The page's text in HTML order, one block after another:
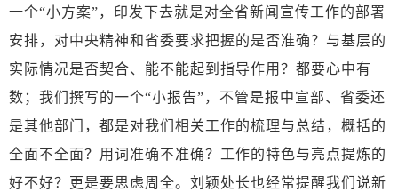
一个“小方案”，印发下去就是对全省新闻宣传工作的部署
安排，对中央精神和省委要求把握的是否准确？与基层的
实际情况是否契合、能不能起到指导作用？都要心中有
数；我们撰写的一个“小报告”，不管是报中宣部、省委还
是其他部门，都是对我们相关工作的梳理与总结，概括的
全面不全面？用词准确不准确？工作的特色与亮点提炼的
好不好？更是要思虑周全。刘颖处长也经常提醒我们说新